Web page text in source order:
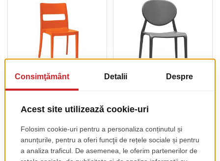
Scaun Sai
pret de lista
43.00 EUR + TVA
pret de lista
49.00 EUR + TVA